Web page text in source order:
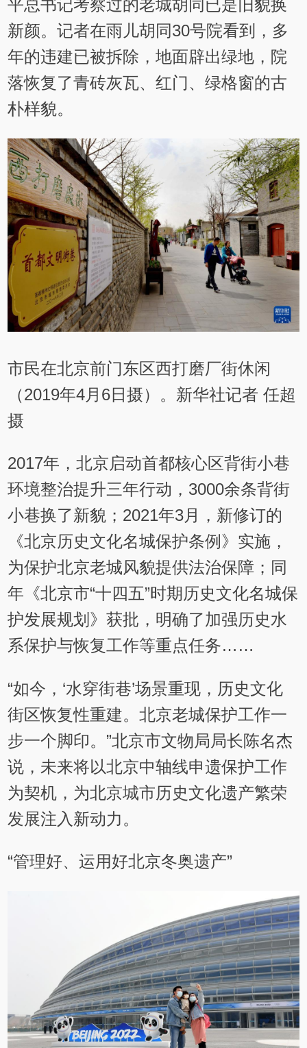
平总书记考察过的老城胡同已是旧貌换
新颜。记者在雨儿胡同30号院看到，多
年的违建已被拆除，地面辟出绿地，院
落恢复了青砖灰瓦、红门、绿格窗的古
朴样貌。
市民在北京前门东区西打磨厂街休闲
（2019年4月6日摄）。新华社记者 任超
摄
2017年，北京启动首都核心区背街小巷
环境整治提升三年行动，3000余条背街
小巷换了新貌；2021年3月，新修订的
《北京历史文化名城保护条例》实施，
为保护北京老城风貌提供法治保障；同
年《北京市“十四五”时期历史文化名城保
护发展规划》获批，明确了加强历史水
系保护与恢复工作等重点任务……
“如今，‘水穿街巷’场景重现，历史文化
街区恢复性重建。北京老城保护工作一
步一个脚印。”北京市文物局局长陈名杰
说，未来将以北京中轴线申遗保护工作
为契机，为北京城市历史文化遗产繁荣
发展注入新动力。
“管理好、运用好北京冬奥遗产”